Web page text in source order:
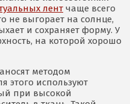
лент чаще всего
не выгорает на солнце,
и сохраняет форму. У
на которой хорошо
методом
этого используют
при высокой